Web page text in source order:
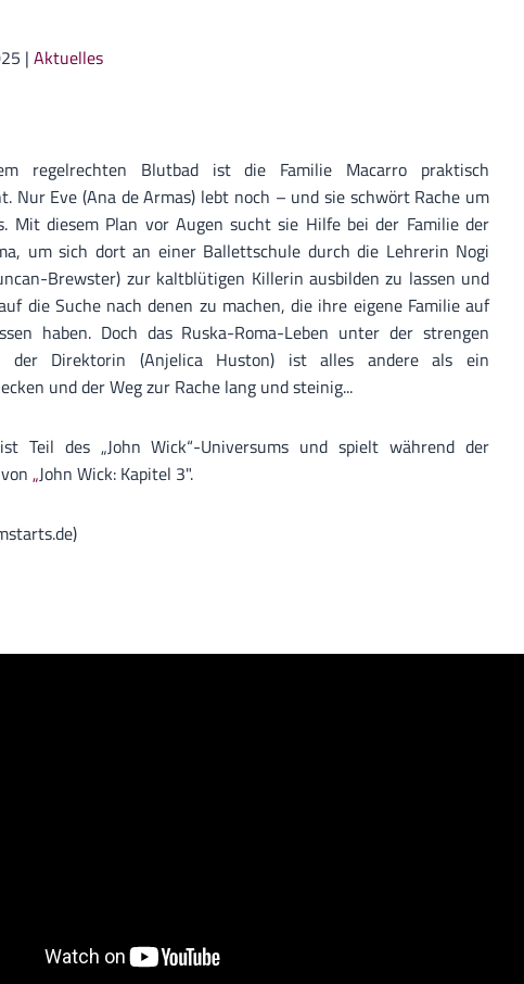
| Aktuelles
regelrechten Blutbad ist die Familie Macarro praktisch
Nur Eve (Ana de Armas) lebt noch – und sie schwört Rache um
Mit diesem Plan vor Augen sucht sie Hilfe bei der Familie der
um sich dort an einer Ballettschule durch die Lehrerin Nogi
Brewster) zur kaltblütigen Killerin ausbilden zu lassen und
die Suche nach denen zu machen, die ihre eigene Familie auf
haben. Doch das Ruska-Roma-Leben unter der strengen
der Direktorin (Anjelica Huston) ist alles andere als ein
und der Weg zur Rache lang und steinig...
Teil des „John Wick“-Universums und spielt während der
„John Wick: Kapitel 3".